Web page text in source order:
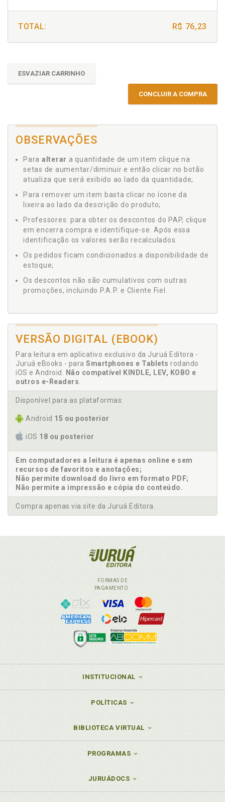
TOTAL: R$ 76,23
ESVAZIAR CARRINHO
CONCLUIR A COMPRA
OBSERVAÇÕES
Para alterar a quantidade de um item clique na
setas de aumentar/diminuir e então clicar no botão
atualiza que será exibido ao lado da quantidade;
Para remover um item basta clicar no ícone da
lixeira ao lado da descrição do produto;
Professores: para obter os descontos do PAP, clique
em encerra compra e identifique-se. Após essa
identificação os valores serão recalculados.
Os pedidos ficam condicionados a disponibilidade de
estoque;
Os descontos não são cumulativos com outras
promoções, incluindo P.A.P. e Cliente Fiel.
VERSÃO DIGITAL (EBOOK)
Para leitura em aplicativo exclusivo da Juruá Editora -
Juruá eBooks - para Smartphones e Tablets rodando
iOS e Android.
Não compatível KINDLE, LEV, KOBO e
outros e-Readers
Disponível para as plataformas:
Android 15 ou posterior
iOS 18 ou posterior
Em computadores a leitura é apenas online e sem
recursos de favoritos e anotações;
Não permite download do livro em formato PDF;
Não permite a impressão e cópia do conteúdo.
Compra apenas via site da Juruá Editora.
FORMAS DE
PAGAMENTO
INSTITUCIONAL
POLÍTICAS
BIBLIOTECA VIRTUAL
PROGRAMAS
JURUÁDOCS